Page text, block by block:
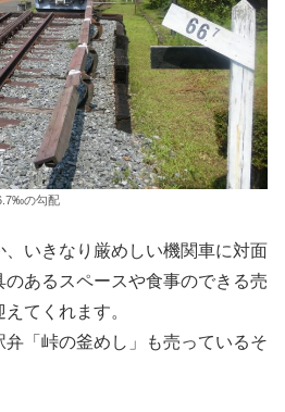
の勾配
いきなり厳めしい機関車に対面
あるスペースや食事のできる売
てくれます。
「峠の釜めし」も売っているそ